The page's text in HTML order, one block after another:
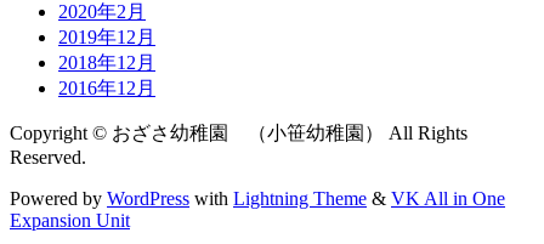
2020年2月
2019年12月
2018年12月
2016年12月
Copyright © おざさ幼稚園 （小笹幼稚園） All Rights
Reserved.
Powered by WordPress with Lightning Theme & VK All in One
Expansion Unit